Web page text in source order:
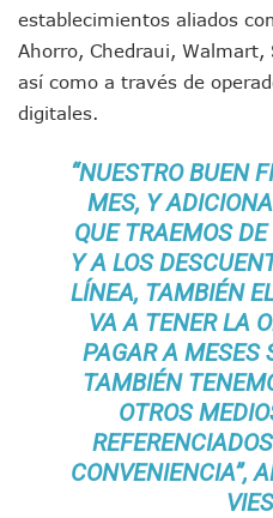
Genera Críticas
Alejandro, Julión
Bloquean
Peritajes
IDEFT Y Hotel
PAN Vallarta
No Ha Pasado
Convocan A
Temporal De
Ra Aguilar
Caen Más De
Impulsa Juan
Indigentes Se
INFONAVIT
Urrutia
Héctor Santana
establecimientos aliados
Ahorro, Chedraui, Walmart,
así como a través de
digitales.
“NUESTRO BUEN
MES, Y
QUE TRAEMOS
Y A LOS
LÍNEA, TAMBIÉN
VA A TENER LA
PAGAR A MESES
TAMBIÉN
OTROS
CONVENIENCIA”,